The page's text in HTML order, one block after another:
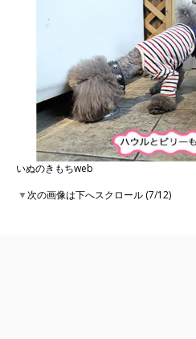
いぬのきもちweb
▼次の画像は下へスクロール (7/12)